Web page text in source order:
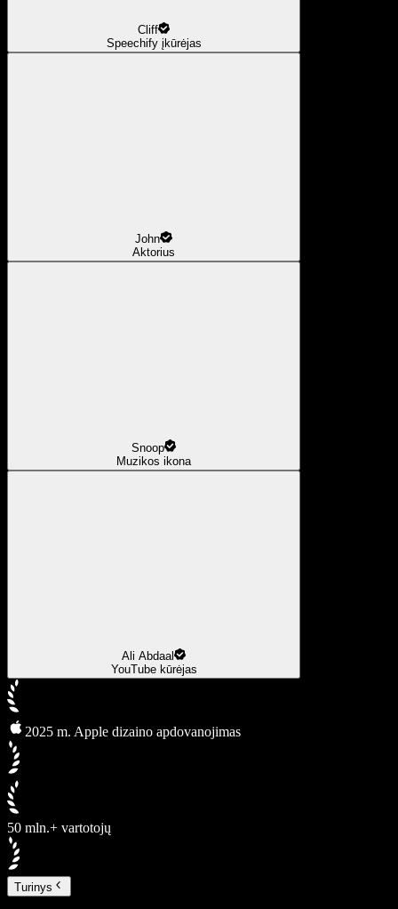
Cliff
Speechify įkūrėjas
John
Aktorius
Snoop
Muzikos ikona
Ali Abdaal
YouTube kūrėjas
2025 m. Apple dizaino apdovanojimas
50 mln.+ vartotojų
Turinys